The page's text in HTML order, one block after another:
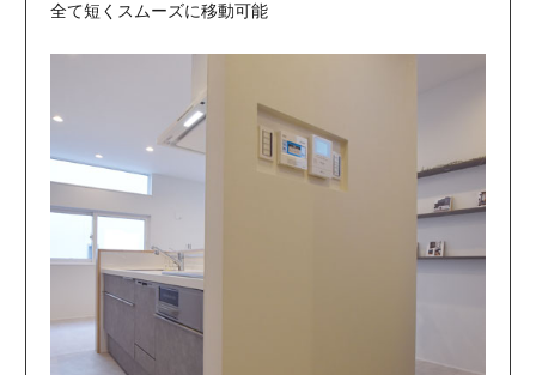
全て短くスムーズに移動可能